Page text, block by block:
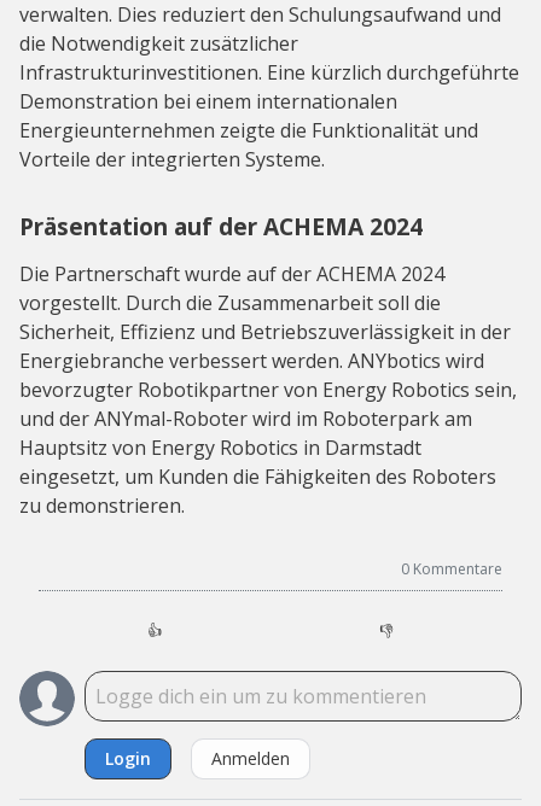
verwalten. Dies reduziert den Schulungsaufwand und
die Notwendigkeit zusätzlicher
Infrastrukturinvestitionen. Eine kürzlich durchgeführte
Demonstration bei einem internationalen
Energieunternehmen zeigte die Funktionalität und
Vorteile der integrierten Systeme.
Präsentation auf der ACHEMA 2024
Die Partnerschaft wurde auf der ACHEMA 2024
vorgestellt. Durch die Zusammenarbeit soll die
Sicherheit, Effizienz und Betriebszuverlässigkeit in der
Energiebranche verbessert werden. ANYbotics wird
bevorzugter Robotikpartner von Energy Robotics sein,
und der ANYmal-Roboter wird im Roboterpark am
Hauptsitz von Energy Robotics in Darmstadt
eingesetzt, um Kunden die Fähigkeiten des Roboters
zu demonstrieren.
0 Kommentare
👍 👎
Login Anmelden